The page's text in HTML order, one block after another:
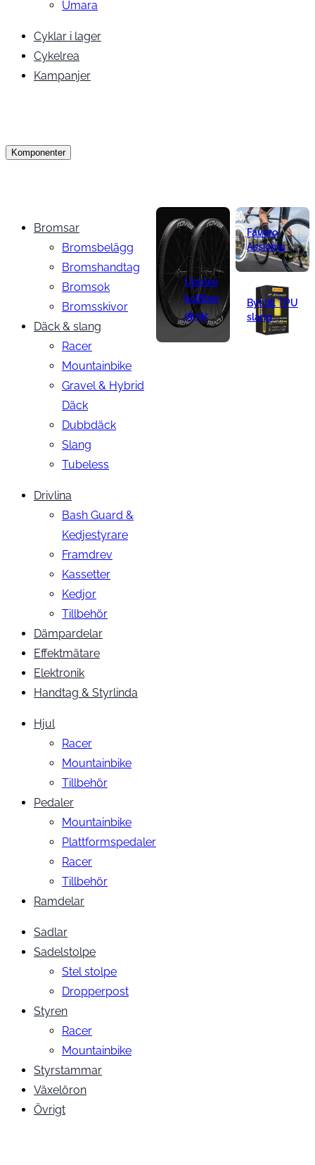
Umara
Cyklar i lager
Cykelrea
Kampanjer
Komponenter
Bromsar
Bromsbelägg
Bromshandtag
Bromsok
Bromsskivor
Däck & slang
Racer
Mountainbike
Gravel & Hybrid
Däck
Dubbdäck
Slang
Tubeless
Drivlina
Bash Guard &
Kedjestyrare
Framdrev
Kassetter
Kedjor
Tillbehör
Dämpardelar
Effektmätare
Elektronik
Handtag & Styrlinda
Hjul
Racer
Mountainbike
Tillbehör
Pedaler
Mountainbike
Plattformspedaler
Racer
Tillbehör
Ramdelar
Sadlar
Sadelstolpe
Stel stolpe
Dropperpost
Styren
Racer
Mountainbike
Styrstammar
Växelöron
Övrigt
Upplev
kolfiber
ekrar
Favero
Assioma
Byt till TPU
slang